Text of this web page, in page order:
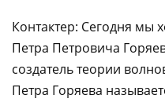
Контактер: Сегодня мы
Петра Петровича
создатель теории
Петра Горяева